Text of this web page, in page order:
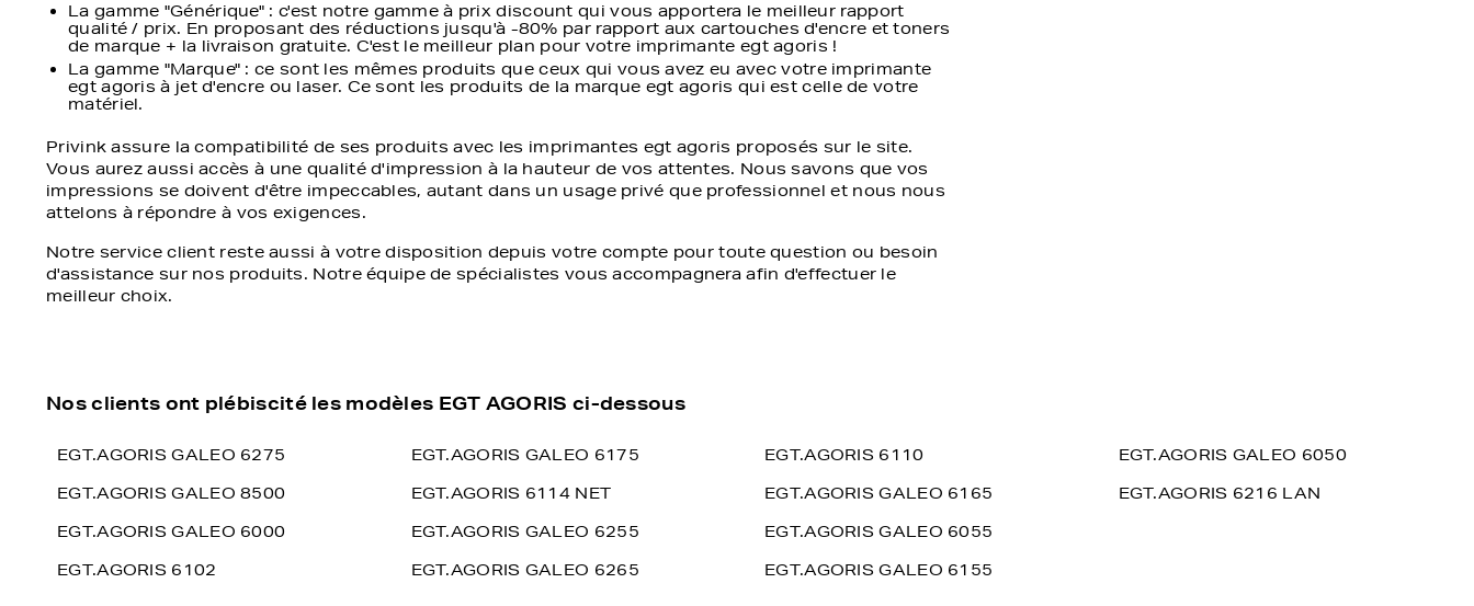
La gamme "Générique" : c'est notre gamme à prix discount qui vous apportera le meilleur rapport
qualité / prix. En proposant des réductions jusqu'à -80% par rapport aux cartouches d'encre et toners
de marque + la livraison gratuite. C'est le meilleur plan pour votre imprimante egt agoris !
La gamme "Marque" : ce sont les mêmes produits que ceux qui vous avez eu avec votre imprimante
egt agoris à jet d'encre ou laser. Ce sont les produits de la marque egt agoris qui est celle de votre
matériel.
Privink assure la compatibilité de ses produits avec les imprimantes egt agoris proposés sur le site.
Vous aurez aussi accès à une qualité d'impression à la hauteur de vos attentes. Nous savons que vos
impressions se doivent d'être impeccables, autant dans un usage privé que professionnel et nous nous
attelons à répondre à vos exigences.
Notre service client reste aussi à votre disposition depuis votre compte pour toute question ou besoin
d'assistance sur nos produits. Notre équipe de spécialistes vous accompagnera afin d'effectuer le
meilleur choix.
Nos clients ont plébiscité les modèles EGT AGORIS ci-dessous
EGT.AGORIS GALEO 6275
EGT.AGORIS GALEO 8500
EGT.AGORIS GALEO 6000
EGT.AGORIS 6102
EGT.AGORIS GALEO 6175
EGT.AGORIS 6114 NET
EGT.AGORIS GALEO 6255
EGT.AGORIS GALEO 6265
EGT.AGORIS 6110
EGT.AGORIS GALEO 6165
EGT.AGORIS GALEO 6055
EGT.AGORIS GALEO 6155
EGT.AGORIS GALEO 6050
EGT.AGORIS 6216 LAN